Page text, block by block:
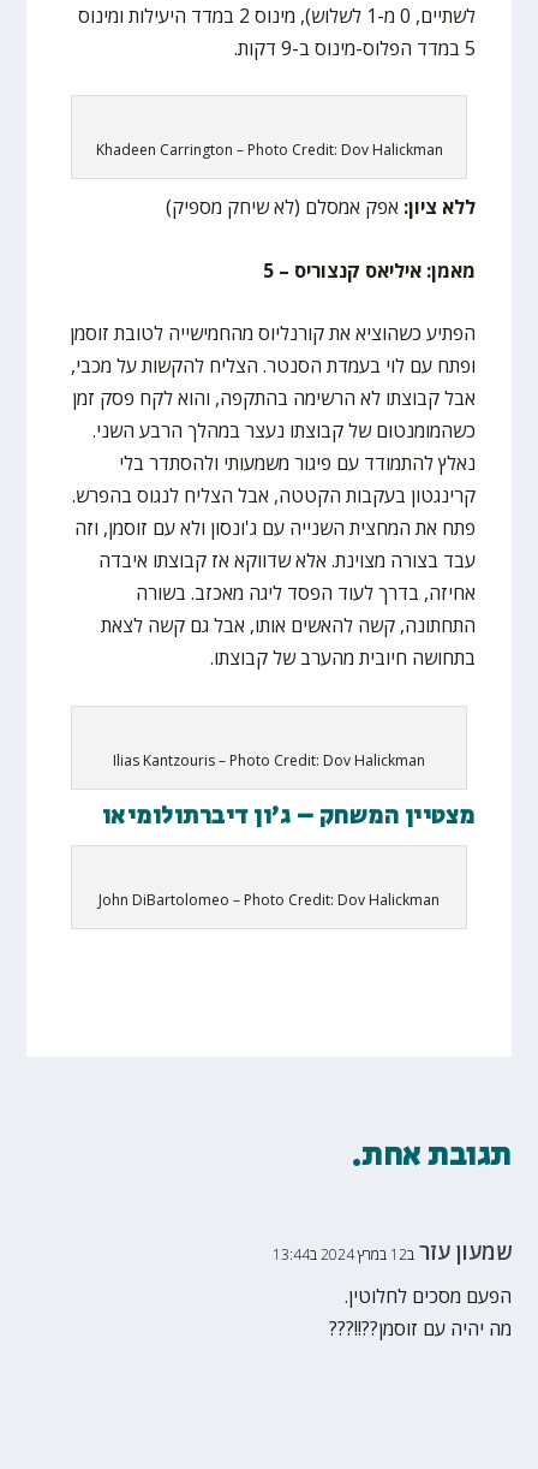
לשתיים, 0 מ-1 לשלוש), מינוס 2 במדד היעילות ומינוס
5 במדד הפלוס-מינוס ב-9 דקות.
Khadeen Carrington – Photo Credit: Dov Halickman
ללא ציון: אפק אמסלם (לא שיחק מספיק)
מאמן: איליאס קנצוריס – 5
הפתיע כשהוציא את קורנליוס מהחמישייה לטובת זוסמן
ופתח עם לוי בעמדת הסנטר. הצליח להקשות על מכבי,
אבל קבוצתו לא הרשימה בהתקפה, והוא לקח פסק זמן
כשהמומנטום של קבוצתו נעצר במהלך הרבע השני.
נאלץ להתמודד עם פיגור משמעותי ולהסתדר בלי
קרינגטון בעקבות הקטטה, אבל הצליח לנגוס בהפרש.
פתח את המחצית השנייה עם ג'ונסון ולא עם זוסמן, וזה
עבד בצורה מצוינת. אלא שדווקא אז קבוצתו איבדה
אחיזה, בדרך לעוד הפסד ליגה מאכזב. בשורה
התחתונה, קשה להאשים אותו, אבל גם קשה לצאת
בתחושה חיובית מהערב של קבוצתו.
Ilias Kantzouris – Photo Credit: Dov Halickman
מצטיין המשחק – ג'ון דיברתולומיאו
John DiBartolomeo – Photo Credit: Dov Halickman
תגובת אחת.
שמעון עזר ב12 במרץ 2024 ב13:44
הפעם מסכים לחלוטין.
מה יהיה עם זוסמן??!!???